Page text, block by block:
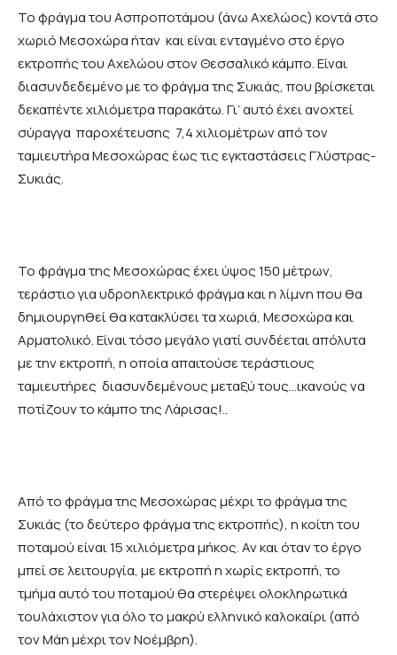
Το φράγμα του Ασπροποτάμου (άνω Αχελώος) κοντά στο
χωριό Μεσοχώρα ήταν και είναι ενταγμένο στο έργο
εκτροπής του Αχελώου στον Θεσσαλικό κάμπο. Είναι
διασυνδεδεμένο με το φράγμα της Συκιάς, που βρίσκεται
δεκαπέντε χιλιόμετρα παρακάτω. Γι’ αυτό έχει ανοχτεί
σύραγγα παροχέτευσης 7,4 χιλιομέτρων από τον
ταμιευτήρα Μεσοχώρας έως τις εγκταστάσεις Γλύστρας-
Συκιάς.
Το φράγμα της Μεσοχώρας έχει ύψος 150 μέτρων,
τεράστιο για υδροηλεκτρικό φράγμα και η λίμνη που θα
δημιουργηθεί θα κατακλύσει τα χωριά, Μεσοχώρα και
Αρματολικό. Είναι τόσο μεγάλο γιατί συνδέεται απόλυτα
με την εκτροπή, η οποία απαιτούσε τεράστιους
ταμιευτήρες διασυνδεμένους μεταξύ τους…ικανούς να
ποτίζουν το κάμπο της Λάρισας!..
Από το φράγμα της Μεσοχώρας μέχρι το φράγμα της
Συκιάς (το δεύτερο φράγμα της εκτροπής), η κοίτη του
ποταμού είναι 15 χιλιόμετρα μήκος. Αν και όταν το έργο
μπεί σε λειτουργία, με εκτροπή η χωρίς εκτροπή, το
τμήμα αυτό του ποταμού θα στερέψει ολοκληρωτικά
τουλάχιστον για όλο το μακρύ ελληνικό καλοκαίρι (από
τον Μάη μέχρι τον Νοέμβρη).